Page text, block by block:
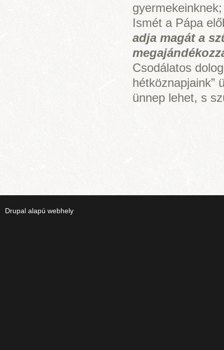
Ismét a Pápa
adja magát a
Csodálatos
hétköznapjaink”
ünnep lehet, s
Drupal alapú webhely